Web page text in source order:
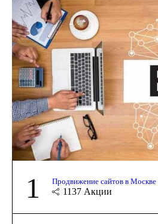
1 Продвижение сайтов в Москве
1137 Акции